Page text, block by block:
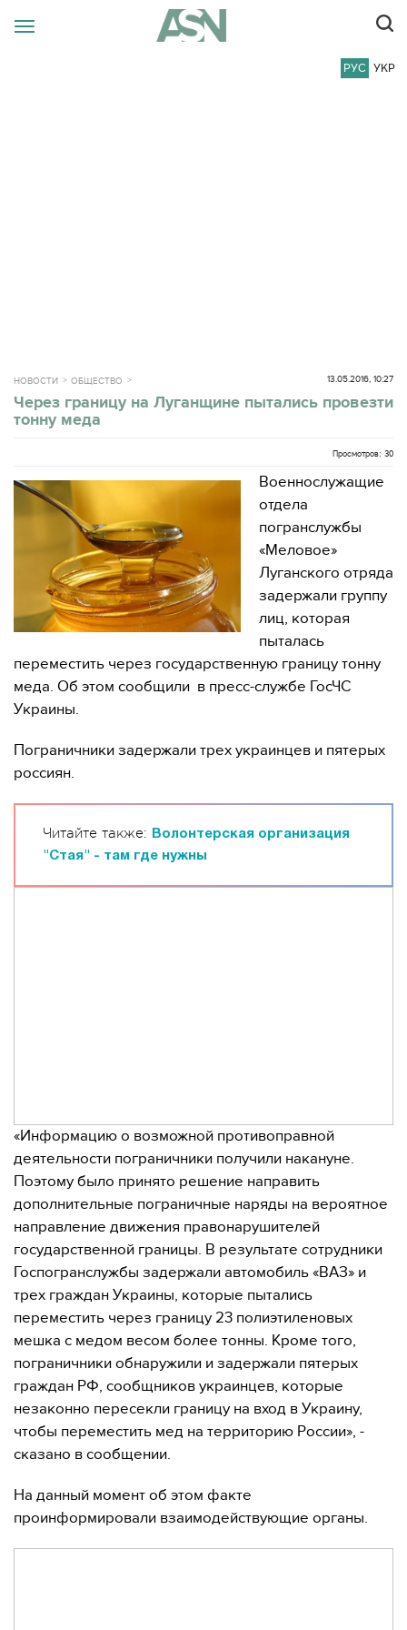
РУС УКР
НОВОСТИ ОБЩЕСТВО 13.05.2016, 10:27
Через границу на Луганщине пытались провезти
тонну меда
Просмотров: 30
Военнослужащие
отдела
погранслужбы
«Меловое»
Луганского отряда
задержали группу
лиц, которая
пыталась
переместить через государственную границу тонну
меда. Об этом сообщили в пресс-службе ГосЧС
Украины.
Пограничники задержали трех украинцев и пятерых
россиян.
Читайте также:
Волонтерская организация
"Стая" - там где нужны
«Информацию о возможной противоправной
деятельности пограничники получили накануне.
Поэтому было принято решение направить
дополнительные пограничные наряды на вероятное
направление движения правонарушителей
государственной границы. В результате сотрудники
Госпогранслужбы задержали автомобиль «ВАЗ» и
трех граждан Украины, которые пытались
переместить через границу 23 полиэтиленовых
мешка с медом весом более тонны. Кроме того,
пограничники обнаружили и задержали пятерых
граждан РФ, сообщников украинцев, которые
незаконно пересекли границу на вход в Украину,
чтобы переместить мед на территорию России», -
сказано в сообщении.
На данный момент об этом факте
проинформировали взаимодействующие органы.